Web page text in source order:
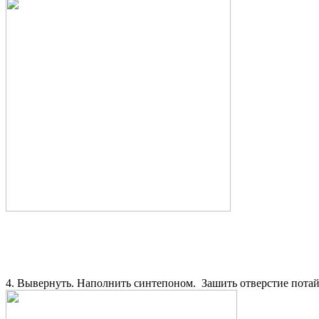
4. Вывернуть. Наполнить синтепоном. Зашить отверстие